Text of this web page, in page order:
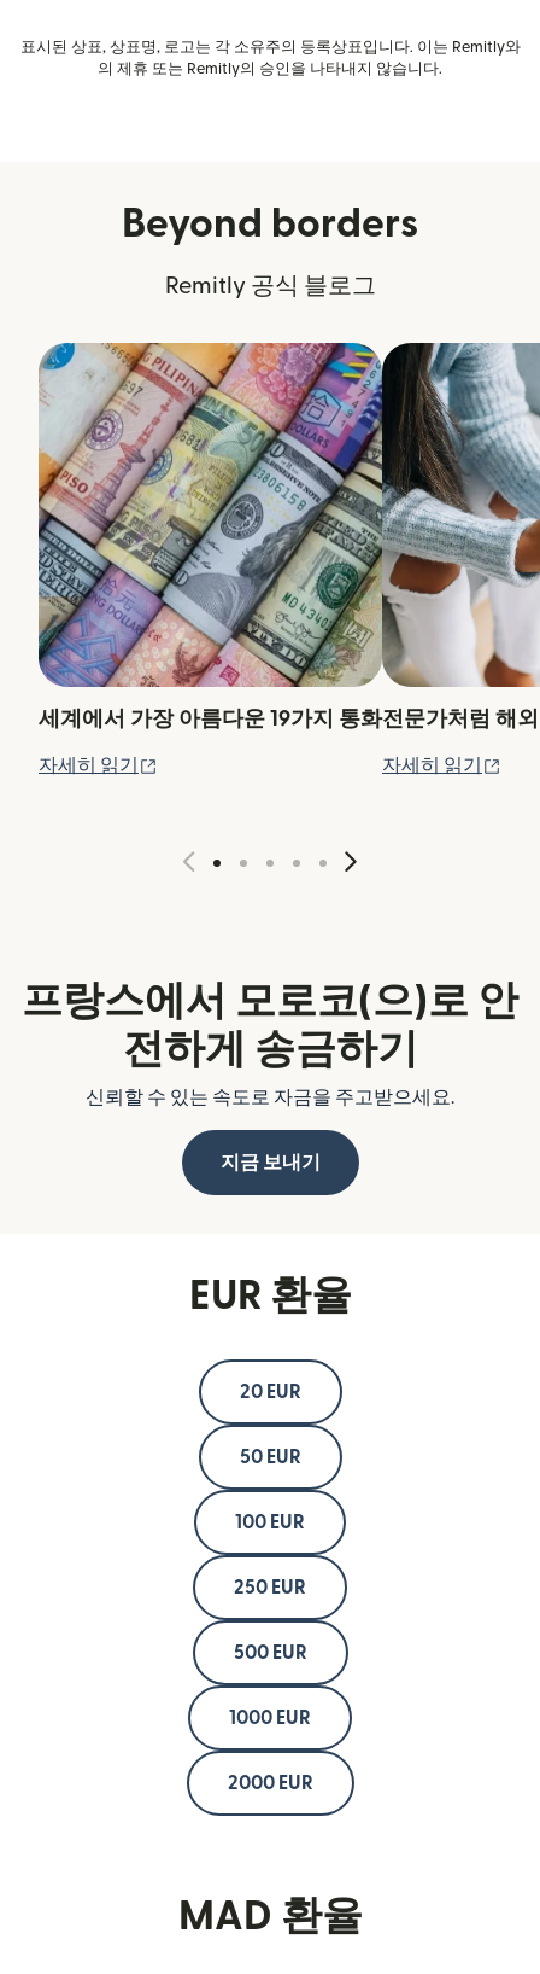
표시된 상표, 상표명, 로고는 각 소유주의 등록상표입니다. 이는 Remitly와
의 제휴 또는 Remitly의 승인을 나타내지 않습니다.
Beyond borders
Remitly 공식 블로그
세계에서 가장 아름다운 19가지 통화
자세히 읽기
전문가처럼 해
자세히 읽기
프랑스에서 모로코(으)로 안
전하게 송금하기
신뢰할 수 있는 속도로 자금을 주고받으세요.
지금 보내기
EUR 환율
20 EUR
50 EUR
100 EUR
250 EUR
500 EUR
1000 EUR
2000 EUR
MAD 환율